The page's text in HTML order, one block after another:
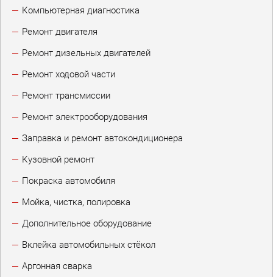
Компьютерная диагностика
Ремонт двигателя
Ремонт дизельных двигателей
Ремонт ходовой части
Ремонт трансмиссии
Ремонт электрооборудования
Заправка и ремонт автокондиционера
Кузовной ремонт
Покраска автомобиля
Мойка, чистка, полировка
Дополнительное оборудование
Вклейка автомобильных стёкол
Аргонная сварка